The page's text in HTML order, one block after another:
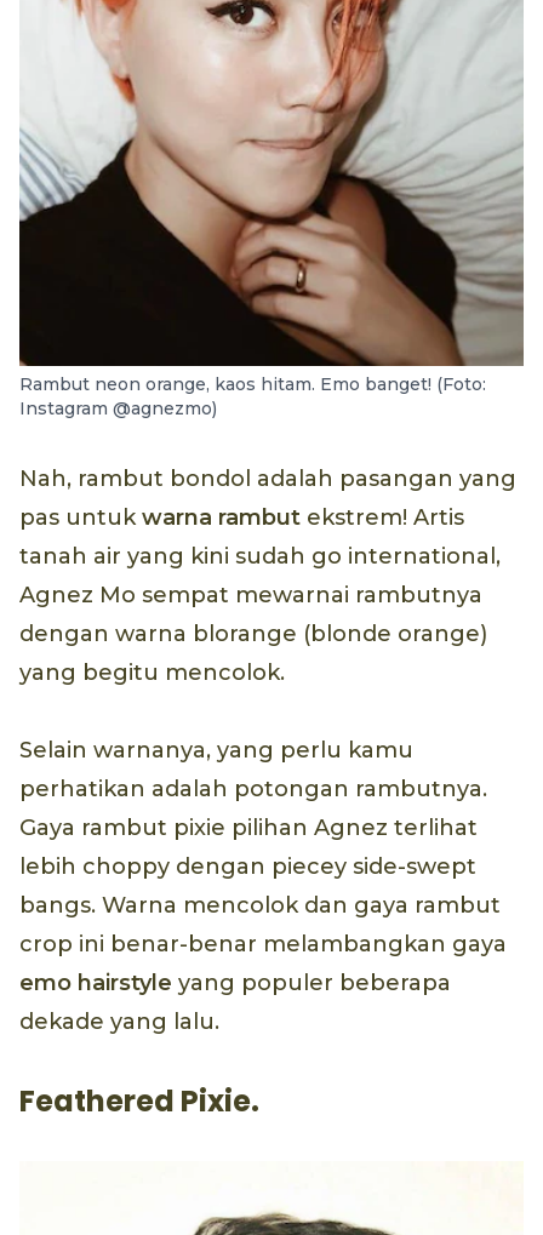
Rambut neon orange, kaos hitam. Emo banget! (Foto:
Instagram @agnezmo)
Nah, rambut bondol adalah pasangan yang
pas untukwarna rambut ekstrem! Artis
tanah air yang kini sudah go international,
Agnez Mo sempat mewarnai rambutnya
dengan warna blorange (blonde orange)
yang begitu mencolok.
Selain warnanya, yang perlu kamu
perhatikan adalah potongan rambutnya.
Gaya rambut pixie pilihan Agnez terlihat
lebih choppy dengan piecey side-swept
bangs. Warna mencolok dan gaya rambut
crop ini benar-benar melambangkan gaya
emo hairstyle yang populer beberapa
dekade yang lalu.
Feathered Pixie.